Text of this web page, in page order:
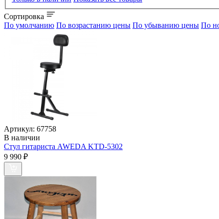
Сортировка
По умолчанию По возрастанию цены По убыванию цены По
Артикул: 67758
В наличии
Стул гитариста AWEDA KTD-5302
9 990 ₽